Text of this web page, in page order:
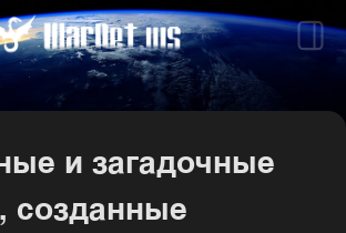
и загадочные
созданные